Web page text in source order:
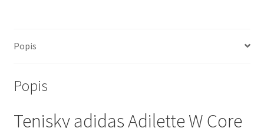
Popis
Popis
Tenisky adidas Adilette W Core